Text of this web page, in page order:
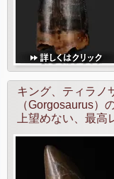
キング、ティラノ
（Gorgosaurus）
上望めない、最高